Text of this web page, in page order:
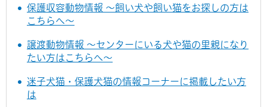
保護収容動物情報 ～飼い犬や飼い猫をお探しの方は
こちらへ～
譲渡動物情報 ～センターにいる犬や猫の里親になり
たい方はこちらへ～
迷子犬猫・保護犬猫の情報コーナーに掲載したい方
は